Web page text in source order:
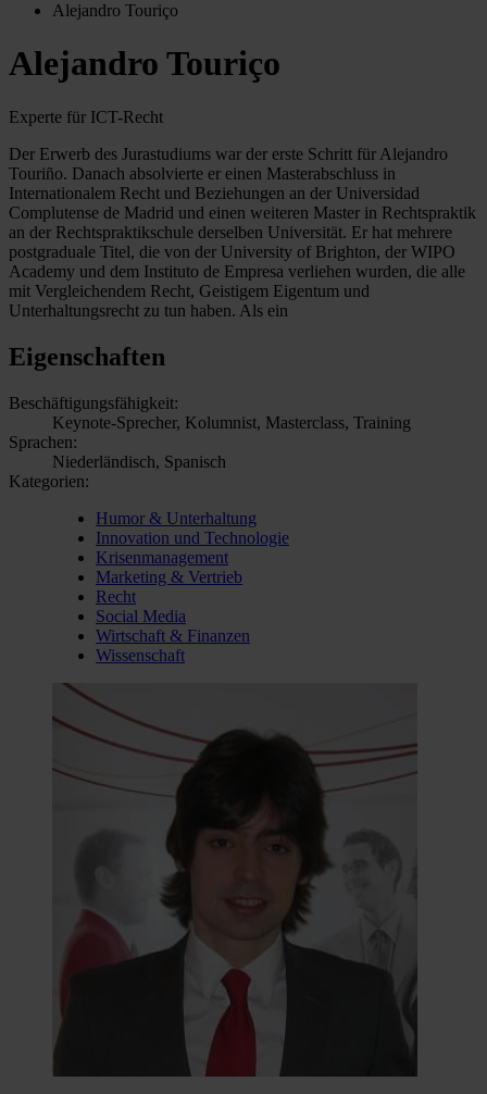
Alejandro Touriço
Alejandro Touriço
Experte für ICT-Recht
Der Erwerb des Jurastudiums war der erste Schritt für Alejandro
Touriño. Danach absolvierte er einen Masterabschluss in
Internationalem Recht und Beziehungen an der Universidad
Complutense de Madrid und einen weiteren Master in Rechtspraktik
an der Rechtspraktikschule derselben Universität. Er hat mehrere
postgraduale Titel, die von der University of Brighton, der WIPO
Academy und dem Instituto de Empresa verliehen wurden, die alle
mit Vergleichendem Recht, Geistigem Eigentum und
Unterhaltungsrecht zu tun haben. Als ein
Eigenschaften
Beschäftigungsfähigkeit:
Keynote-Sprecher, Kolumnist, Masterclass, Training
Sprachen:
Niederländisch, Spanisch
Kategorien:
Humor & Unterhaltung
Innovation und Technologie
Krisenmanagement
Marketing & Vertrieb
Recht
Social Media
Wirtschaft & Finanzen
Wissenschaft